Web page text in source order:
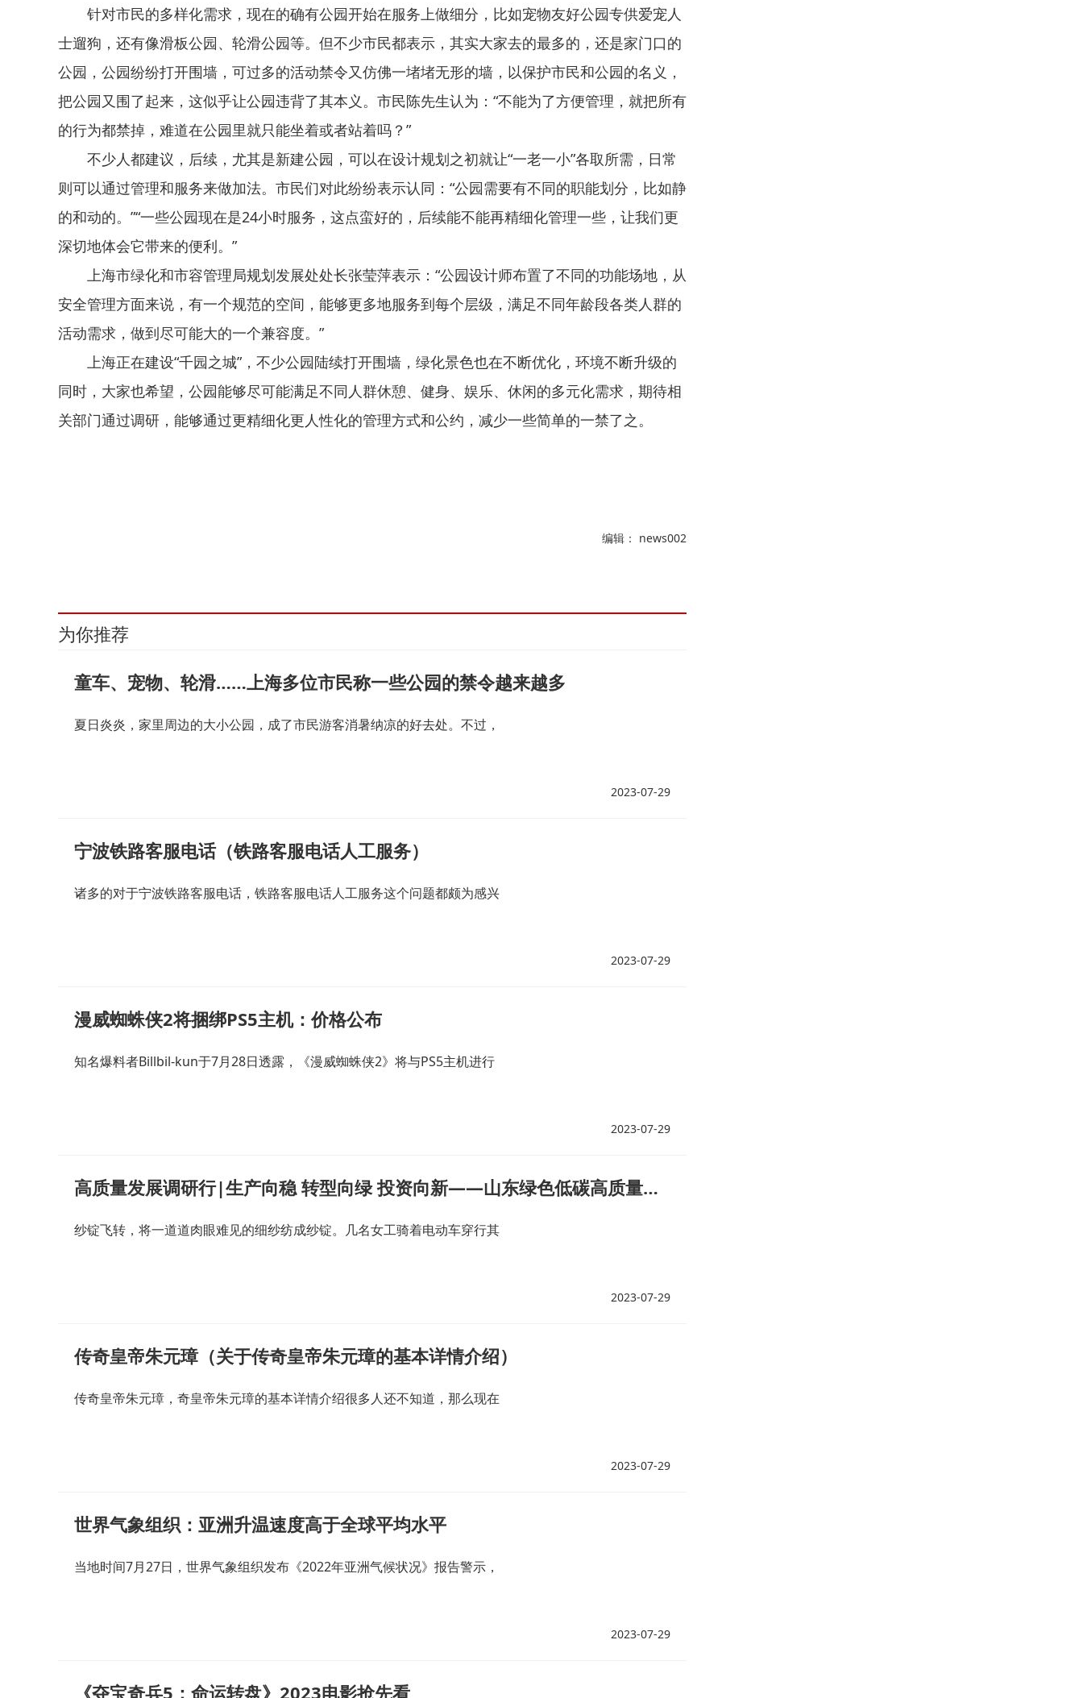
针对市民的多样化需求，现在的确有公园开始在服务上做细分，比如宠物友好公园专供爱宠人
士遛狗，还有像滑板公园、轮滑公园等。但不少市民都表示，其实大家去的最多的，还是家门口的
公园，公园纷纷打开围墙，可过多的活动禁令又仿佛一堵堵无形的墙，以保护市民和公园的名义，
把公园又围了起来，这似乎让公园违背了其本义。市民陈先生认为：“不能为了方便管理，就把所有
的行为都禁掉，难道在公园里就只能坐着或者站着吗？”
不少人都建议，后续，尤其是新建公园，可以在设计规划之初就让“一老一小”各取所需，日常
则可以通过管理和服务来做加法。市民们对此纷纷表示认同：“公园需要有不同的职能划分，比如静
的和动的。”“一些公园现在是24小时服务，这点蛮好的，后续能不能再精细化管理一些，让我们更
深切地体会它带来的便利。”
上海市绿化和市容管理局规划发展处处长张莹萍表示：“公园设计师布置了不同的功能场地，从
安全管理方面来说，有一个规范的空间，能够更多地服务到每个层级，满足不同年龄段各类人群的
活动需求，做到尽可能大的一个兼容度。”
上海正在建设“千园之城”，不少公园陆续打开围墙，绿化景色也在不断优化，环境不断升级的
同时，大家也希望，公园能够尽可能满足不同人群休憩、健身、娱乐、休闲的多元化需求，期待相
关部门通过调研，能够通过更精细化更人性化的管理方式和公约，减少一些简单的一禁了之。
编辑： news002
为你推荐
童车、宠物、轮滑……上海多位市民称一些公园的禁令越来越多
夏日炎炎，家里周边的大小公园，成了市民游客消暑纳凉的好去处。不过，
2023-07-29
宁波铁路客服电话（铁路客服电话人工服务）
诸多的对于宁波铁路客服电话，铁路客服电话人工服务这个问题都颇为感兴
2023-07-29
漫威蜘蛛侠2将捆绑PS5主机：价格公布
知名爆料者Billbil-kun于7月28日透露，《漫威蜘蛛侠2》将与PS5主机进行
2023-07-29
高质量发展调研行|生产向稳 转型向绿 投资向新——山东绿色低碳高质量发展一线见闻
纱锭飞转，将一道道肉眼难见的细纱纺成纱锭。几名女工骑着电动车穿行其
2023-07-29
传奇皇帝朱元璋（关于传奇皇帝朱元璋的基本详情介绍）
传奇皇帝朱元璋，奇皇帝朱元璋的基本详情介绍很多人还不知道，那么现在
2023-07-29
世界气象组织：亚洲升温速度高于全球平均水平
当地时间7月27日，世界气象组织发布《2022年亚洲气候状况》报告警示，
2023-07-29
《夺宝奇兵5：命运转盘》2023电影抢先看